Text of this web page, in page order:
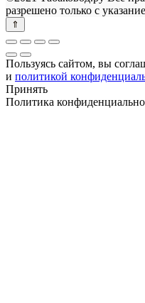
разрешено только с
Пользуясь сайтом, вы
и политикой
Принять
Политика